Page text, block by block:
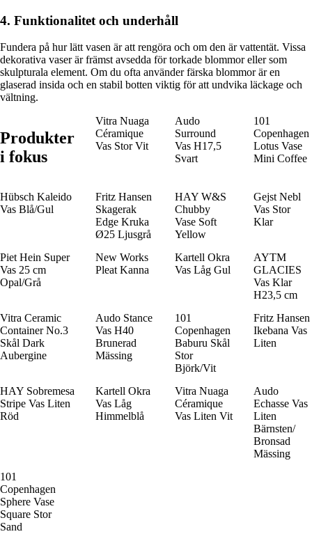
4. Funktionalitet och underhåll
Fundera på hur lätt vasen är att rengöra och om den är vattentät. Vissa
dekorativa vaser är främst avsedda för torkade blommor eller som
skulpturala element. Om du ofta använder färska blommor är en
glaserad insida och en stabil botten viktig för att undvika läckage och
vältning.
Produkter
i fokus
Vitra Nuaga
Céramique
Vas Stor Vit
Audo
Surround
Vas H17,5
Svart
101
Copenhagen
Lotus Vase
Mini Coffee
Hübsch Kaleido
Vas Blå/Gul
Fritz Hansen
Skagerak
Edge Kruka
Ø25 Ljusgrå
HAY W&S
Chubby
Vase Soft
Yellow
Gejst Nebl
Vas Stor
Klar
Piet Hein Super
Vas 25 cm
Opal/Grå
New Works
Pleat Kanna
Kartell Okra
Vas Låg Gul
AYTM
GLACIES
Vas Klar
H23,5 cm
Vitra Ceramic
Container No.3
Skål Dark
Aubergine
Audo Stance
Vas H40
Brunerad
Mässing
101
Copenhagen
Baburu Skål
Stor
Björk/Vit
Fritz Hansen
Ikebana Vas
Liten
HAY Sobremesa
Stripe Vas Liten
Röd
Kartell Okra
Vas Låg
Himmelblå
Vitra Nuaga
Céramique
Vas Liten Vit
Audo
Echasse Vas
Liten
Bärnsten/
Bronsad
Mässing
101
Copenhagen
Sphere Vase
Square Stor
Sand